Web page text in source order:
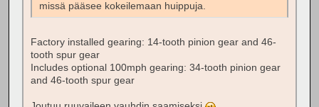
missä pääsee kokeilemaan huippuja.
Factory installed gearing: 14-tooth pinion gear and 46-
tooth spur gear
Includes optional 100mph gearing: 34-tooth pinion gear
and 46-tooth spur gear